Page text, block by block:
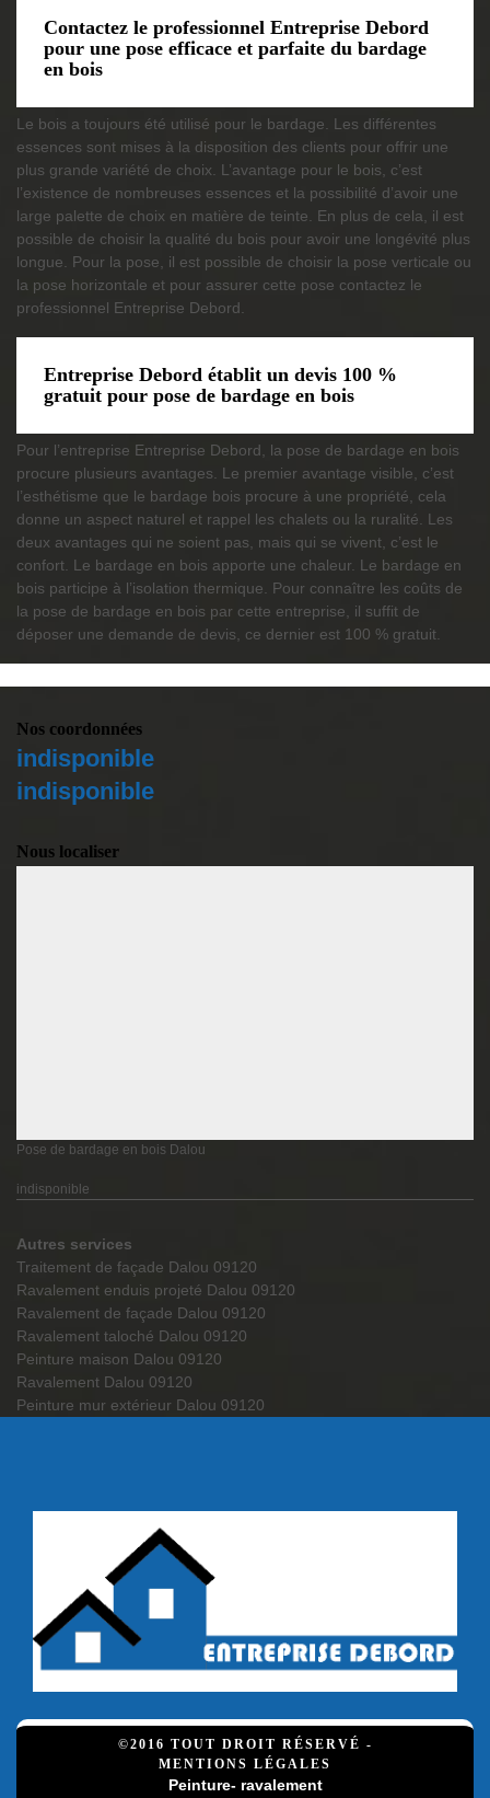
Contactez le professionnel Entreprise Debord
pour une pose efficace et parfaite du bardage
en bois
Le bois a toujours été utilisé pour le bardage. Les différentes
essences sont mises à la disposition des clients pour offrir une
plus grande variété de choix. L’avantage pour le bois, c’est
l’existence de nombreuses essences et la possibilité d’avoir une
large palette de choix en matière de teinte. En plus de cela, il est
possible de choisir la qualité du bois pour avoir une longévité plus
longue. Pour la pose, il est possible de choisir la pose verticale ou
la pose horizontale et pour assurer cette pose contactez le
professionnel Entreprise Debord.
Entreprise Debord établit un devis 100 %
gratuit pour pose de bardage en bois
Pour l’entreprise Entreprise Debord, la pose de bardage en bois
procure plusieurs avantages. Le premier avantage visible, c’est
l’esthétisme que le bardage bois procure à une propriété, cela
donne un aspect naturel et rappel les chalets ou la ruralité. Les
deux avantages qui ne soient pas, mais qui se vivent, c’est le
confort. Le bardage en bois apporte une chaleur. Le bardage en
bois participe à l’isolation thermique. Pour connaître les coûts de
la pose de bardage en bois par cette entreprise, il suffit de
déposer une demande de devis, ce dernier est 100 % gratuit.
Nos coordonnées
indisponible
indisponible
Nous localiser
Pose de bardage en bois Dalou
indisponible
Autres services
Traitement de façade Dalou 09120
Ravalement enduis projeté Dalou 09120
Ravalement de façade Dalou 09120
Ravalement taloché Dalou 09120
Peinture maison Dalou 09120
Ravalement Dalou 09120
Peinture mur extérieur Dalou 09120
©2016 TOUT DROIT RÉSERVÉ -
MENTIONS LÉGALES
Peinture- ravalement